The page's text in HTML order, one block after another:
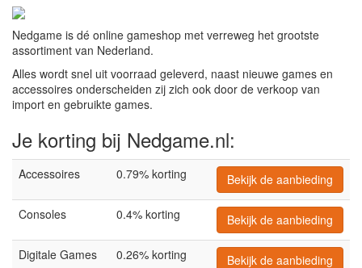
Nedgame is dé online gameshop met verreweg het grootste
assortiment van Nederland.
Alles wordt snel uit voorraad geleverd, naast nieuwe games en
accessoires onderscheiden zij zich ook door de verkoop van
import en gebruikte games.
Je korting bij Nedgame.nl:
Accessoires 0.79% korting Bekijk de aanbieding
Consoles 0.4% korting Bekijk de aanbieding
Digitale Games 0.26% korting Bekijk de aanbieding